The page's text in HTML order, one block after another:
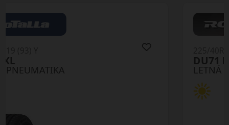
LETNÁ PNEUMATIKA